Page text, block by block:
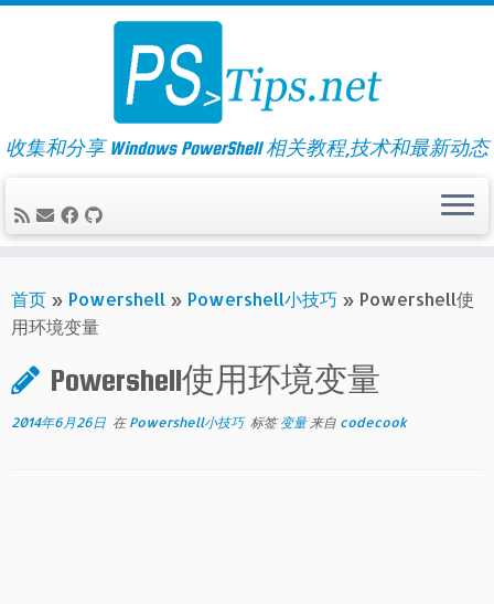
Skip
收集和分享 Windows PowerShell 相关教程,技术和最新动态
首页 » Powershell » Powershell小技巧 » Powershell使
用环境变量
Powershell使用环境变量
2014年6月26日 在 Powershell小技巧 标签变量 来自 codecook